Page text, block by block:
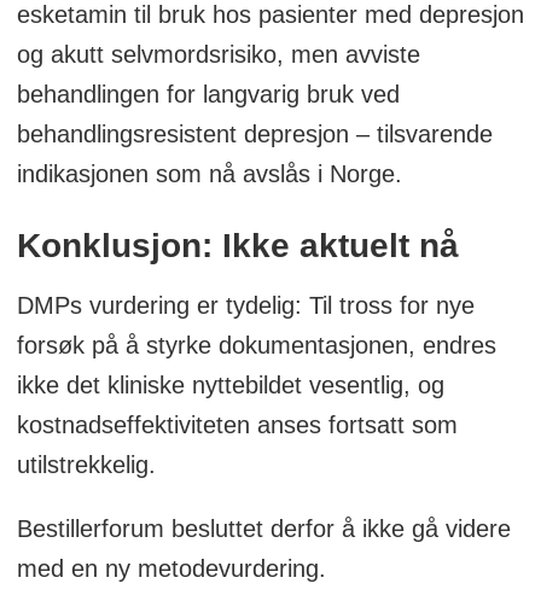
esketamin til bruk hos pasienter med depresjon
og akutt selvmordsrisiko, men avviste
behandlingen for langvarig bruk ved
behandlingsresistent depresjon – tilsvarende
indikasjonen som nå avslås i Norge.
Konklusjon: Ikke aktuelt nå
DMPs vurdering er tydelig: Til tross for nye
forsøk på å styrke dokumentasjonen, endres
ikke det kliniske nyttebildet vesentlig, og
kostnadseffektiviteten anses fortsatt som
utilstrekkelig.
Bestillerforum besluttet derfor å ikke gå videre
med en ny metodevurdering.